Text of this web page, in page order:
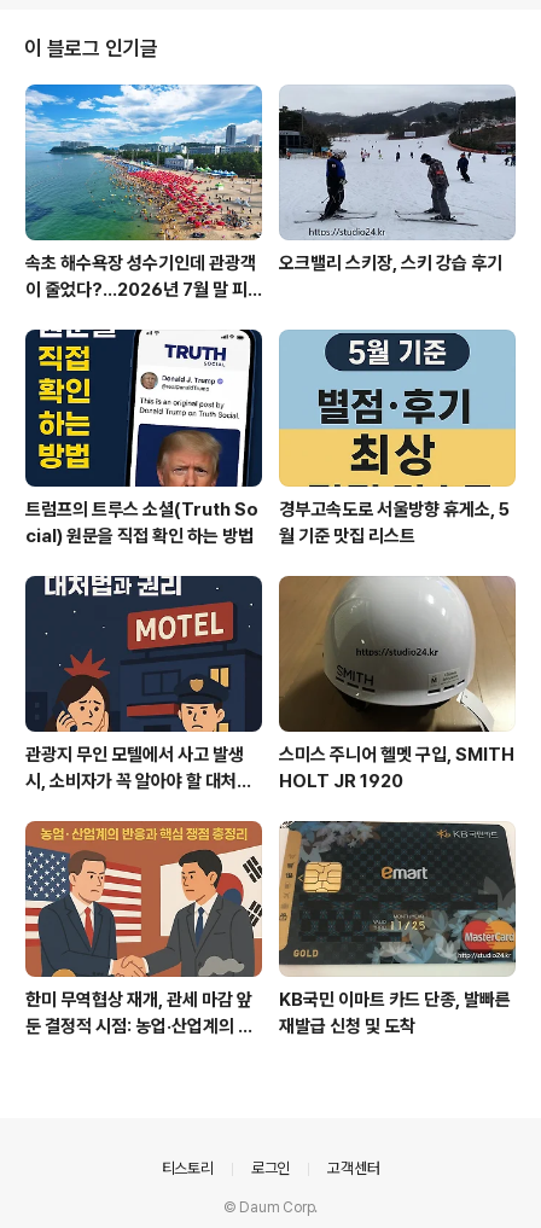
파리 찾아 모험을 떠났습니다. 붕붕~ 항상 해파리가 많았
던, 속초 영랑호에 가봤습니다. 속초는 최근 비가 많이 왔던
상황이라 큰 기대를 하지 않았어요. 역시나 해파리~ 구경
도 못했습니다. 그래! 작년에 아야진 해수욕장에서 봤어! 출
발 아야진으로! 헉~ 아직 성수기? 주차장에 차도 많고, 주
차비도 있어..
이 블로그 인기글
속초 해수욕장 성수기인데 관광객
이 줄었다?…2026년 7월 말 피
오크밸리 스키장, 스키 강습 후기
트럼프의 트루스 소셜(Truth So
cial) 원문을 직접 확인 하는 방법
경부고속도로 서울방향 휴게소, 5
월 기준 맛집 리스트
관광지 무인 모텔에서 사고 발생
시, 소비자가 꼭 알아야 할 대처법
스미스 주니어 헬멧 구입, SMITH
HOLT JR 1920
한미 무역협상 재개, 관세 마감 앞
둔 결정적 시점: 농업·산업계의 반
KB국민 이마트 카드 단종, 발빠른
재발급 신청 및 도착
티스토리 로그인 고객센터
© Daum Corp.